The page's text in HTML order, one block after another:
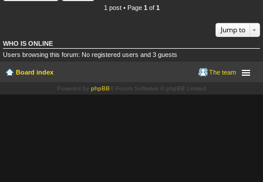
1 post • Page 1 of 1
Jump to
WHO IS ONLINE
Users browsing this forum: No registered users and 3 guests
Board index The team
Powered by phpBB ® Forum Software © phpBB Limited